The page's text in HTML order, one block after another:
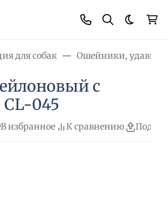
для собак Ошейники, удавки
с
CL-045
В избранное К сравнению